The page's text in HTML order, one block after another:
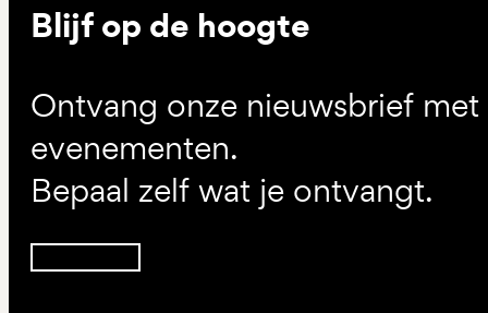
Blijf op de hoogte
Ontvang onze nieuwsbrief
evenementen.
Bepaal zelf wat je ontvangt.